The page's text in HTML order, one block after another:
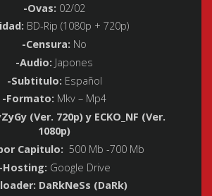
-Ovas: 02/02
: BD-Rip (1080p + 720p)
-Censura: No
-Audio: Japones
-Subtitulo: Español
-Formato: Mkv – Mp4
(Ver. 720p) y ECKO_NF (Ver.
1080p)
Capitulo: 500 Mb -700 Mb
-Hosting: Google Drive
DaRkNeSs (DaRk)